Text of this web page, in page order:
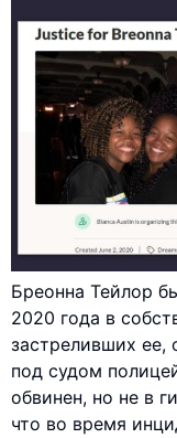
Бреонна Тейлор
2020 года в
застреливших ее,
под судом
обвинен, но не в
что во время